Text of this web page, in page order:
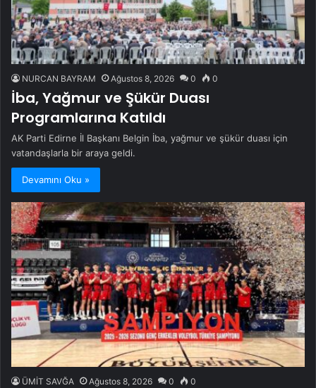
NURCAN BAYRAM Ağustos 8, 2026 0 0
İba, Yağmur ve Şükür Duası
Programlarına Katıldı
AK Parti Edirne İl Başkanı Belgin İba, yağmur ve şükür duası için
vatandaşlarla bir araya geldi.
Devamını Oku »
ÜMİT SAVĞA Ağustos 8, 2026 0 0